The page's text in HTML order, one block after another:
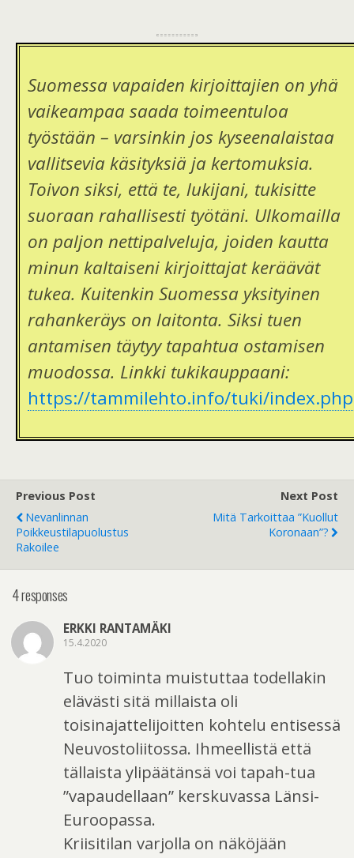
Suomessa vapaiden kirjoittajien on yhä
vaikeampaa saada toimeentuloa
työstään – varsinkin jos kyseenalaistaa
vallitsevia käsityksiä ja kertomuksia.
Toivon siksi, että te, lukijani, tukisitte
suoraan rahallisesti työtäni. Ulkomailla
on paljon nettipalveluja, joiden kautta
minun kaltaiseni kirjoittajat keräävät
tukea. Kuitenkin Suomessa yksityinen
rahankeräys on laitonta. Siksi tuen
antamisen täytyy tapahtua ostamisen
muodossa. Linkki tukikauppaani:
https://tammilehto.info/tuki/index.php
Previous Post
Nevanlinnan
Poikkeustilapuolustus
Rakoilee
Next Post
Mitä Tarkoittaa ”kuollut
Koronaan”?
4 responses
ERKKI RANTAMÄKI
15.4.2020
Tuo toiminta muistuttaa todellakin
elävästi sitä millaista oli
toisinajattelijoitten kohtelu entisessä
Neuvostoliitossa. Ihmeellistä että
tällaista ylipäätänsä voi tapah-tua
”vapaudellaan” kerskuvassa Länsi-
Euroopassa.
Kriisitilan varjolla on näköjään